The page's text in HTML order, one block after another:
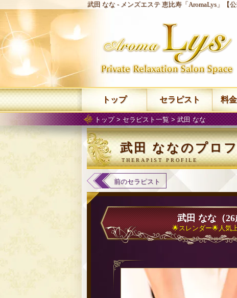
武田 なな - メンズエステ 恵比寿「AromaLys」【公
トップ> セラピスト一覧> 武田 なな
武田 ななのプロ
武田 なな（26
🌟スレンダー🌟人気
前のセラピスト
トップ セラピスト 料